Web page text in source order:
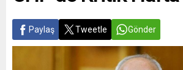
Paylaş Tweetle Gönder